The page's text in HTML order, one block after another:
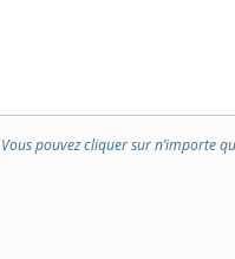
Vous pouvez cliquer sur n’importe